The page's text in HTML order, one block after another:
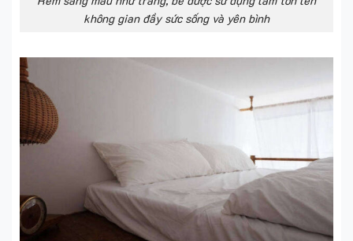
không gian đầy sức sống và yên bình